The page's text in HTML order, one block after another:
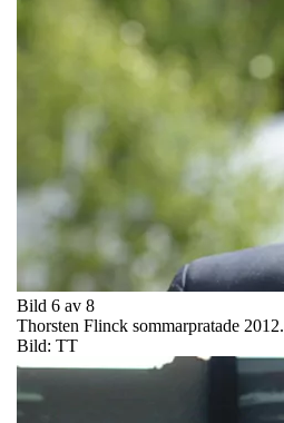
Bild 6 av 8
Thorsten Flinck sommarpratade 2012.
Bild: TT